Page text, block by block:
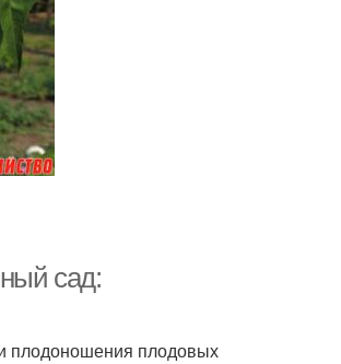
сад:
плодоношения плодовых